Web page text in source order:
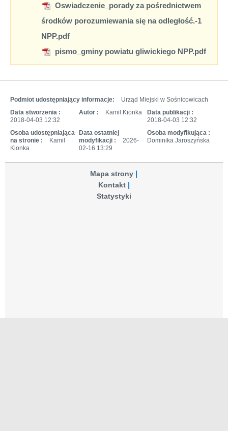
Oswiadczenie_porady za pośrednictwem
środków porozumiewania się na odległość.-1
NPP.pdf
pismo_gminy powiatu gliwickiego NPP.pdf
Podmiot udostępniający informacje:
Urząd Miejski w Sośnicowicach
Data stworzenia :
2018-04-03 12:32
Autor : Kamil Kionka
Data publikacji :
2018-04-03 12:32
Osoba udostępniająca
na stronie :
Kamil
Kionka
Data ostatniej
modyfikacji :
2026-
02-16 13:29
Osoba modyfikująca :
Dominika Jaroszyńska
Mapa strony
Kontakt
Statystyki